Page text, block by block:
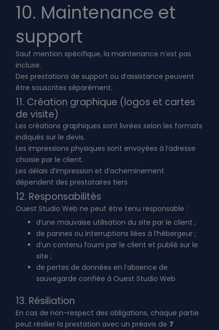
10. Maintenance et
support
Sauf mention spécifique, la maintenance n’est pas
incluse.
Des prestations de support ou d’assistance peuvent
être souscrites séparément.
11. Création graphique (logos et cartes
de visite)
Les créations graphiques sont livrées selon les formats
indiqués sur le devis.
Les impressions physiques sont envoyées à l’adresse
choisie par le client.
Les délais d’impression et d’acheminement
dépendent des prestataires tiers
12. Responsabilités
Ouest Studio Web ne peut être tenu responsable :
d’une mauvaise utilisation du site par le client ;
de pannes ou interruptions liées à l’hébergeur ;
d’un contenu fourni par le client et publié sur le
site ;
de pertes de données en l’absence de
sauvegarde confiée à Ouest Studio Web
13. Résiliation
En cas de non-respect des obligations, chaque partie
peut résilier la prestation avec un préavis de 7